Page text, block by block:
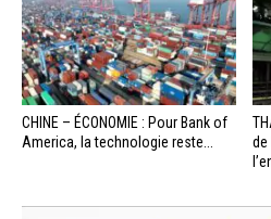
CHINE – ÉCONOMIE : Pour Bank of
America, la technologie reste...
de